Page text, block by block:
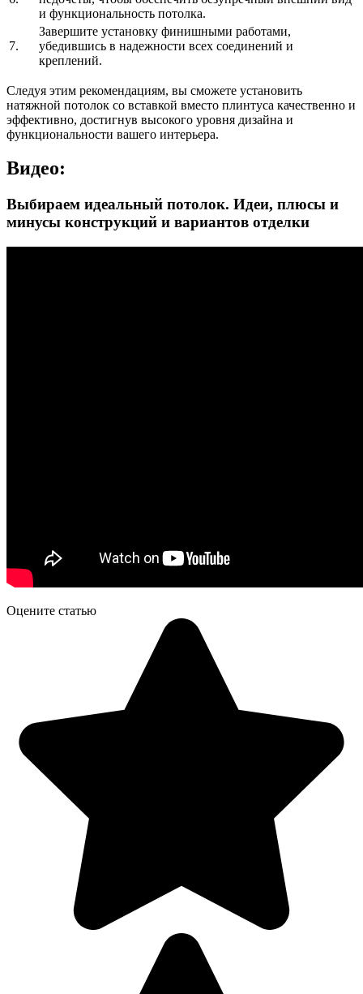
и функциональность потолка.
7.
Завершите установку финишными работами,
убедившись в надежности всех соединений и
креплений.
Следуя этим рекомендациям, вы сможете установить
натяжной потолок со вставкой вместо плинтуса качественно и
эффективно, достигнув высокого уровня дизайна и
функциональности вашего интерьера.
Видео:
Выбираем идеальный потолок. Идеи, плюсы и
минусы конструкций и вариантов отделки
Оцените статью